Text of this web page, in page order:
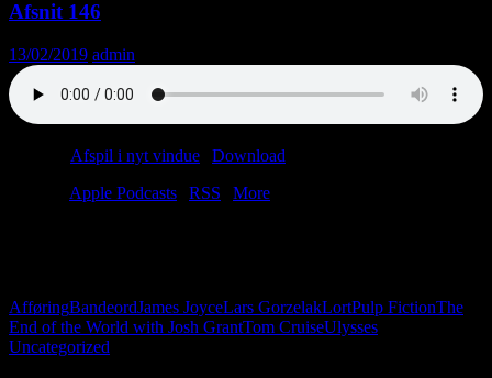
Afsnit 146
13/02/2019 admin
Afspil i nyt vindue Download
Apple Podcasts RSS
More
AfføringBandeordJames JoyceLars GorzelakLortPulp FictionThe
End of the World with Josh GrantTom CruiseUlysses
Uncategorized